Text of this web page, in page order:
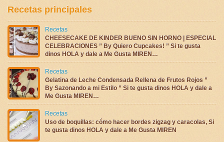
Recetas principales
Recetas
CHEESECAKE DE KINDER BUENO SIN HORNO | ESPECIAL
CELEBRACIONES ” By Quiero Cupcakes! ” Si te gusta
dinos HOLA y dale a Me Gusta MIREN…
Recetas
Gelatina de Leche Condensada Rellena de Frutos Rojos ”
By Sazonando a mi Estilo ” Si te gusta dinos HOLA y dale a
Me Gusta MIREN…
Recetas
Uso de boquillas: cómo hacer bordes zigzag y caracolas, Si
te gusta dinos HOLA y dale a Me Gusta MIREN